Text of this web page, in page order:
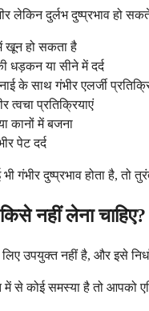
लेकिन दुर्लभ दुष्प्रभाव हो
खून हो सकता है
धड़कन या सीने में दर्द
के साथ गंभीर एलर्जी
त्वचा प्रतिक्रियाएं
कानों में बजना
पेट दर्द
गंभीर दुष्प्रभाव होता है,
नहीं लेना चाहिए?
उपयुक्त नहीं है, और इसे
से कोई समस्या है तो आपको